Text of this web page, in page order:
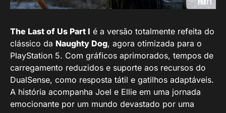
The Last of Us Part I é a versão totalmente refeita do
clássico da Naughty Dog, agora otimizada para o
PlayStation 5. Com gráficos aprimorados, tempos de
carregamento reduzidos e suporte aos recursos do
DualSense, como resposta tátil e gatilhos adaptáveis.
A história acompanha Joel e Ellie em uma jornada
emocionante por um mundo devastado por uma